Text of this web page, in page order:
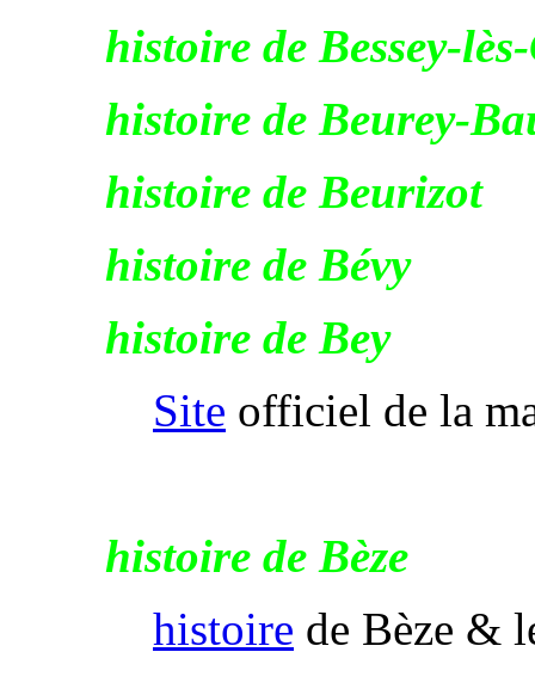
histoire de Bessey-
histoire de Beurey-
histoire de Beurizot
histoire de Bévy
histoire de Bey
Site officiel de la
histoire de Bèze
histoire de Bèze &